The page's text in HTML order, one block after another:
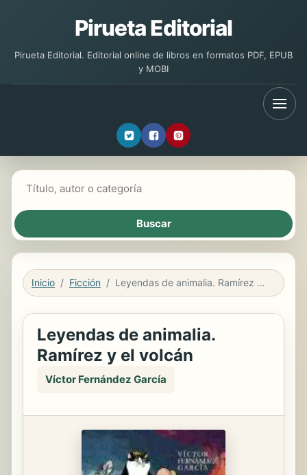
Pirueta Editorial
Pirueta Editorial. Editorial online de libros en formatos PDF, EPUB
y MOBI
Inicio Ficción Leyendas de animalia. Ramírez y el volcán
Leyendas de animalia.
Ramírez y el volcán
Víctor Fernández García